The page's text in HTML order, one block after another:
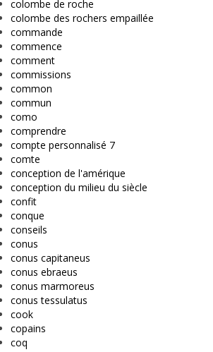
colombe de roche
colombe des rochers empaillée
commande
commence
comment
commissions
common
commun
como
comprendre
compte personnalisé 7
comte
conception de l'amérique
conception du milieu du siècle
confit
conque
conseils
conus
conus capitaneus
conus ebraeus
conus marmoreus
conus tessulatus
cook
copains
coq